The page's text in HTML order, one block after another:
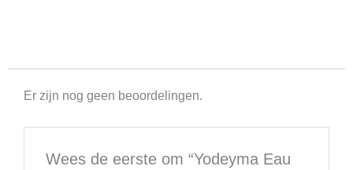
Er zijn nog geen beoordelingen.
Wees de eerste om “Yodeyma Eau